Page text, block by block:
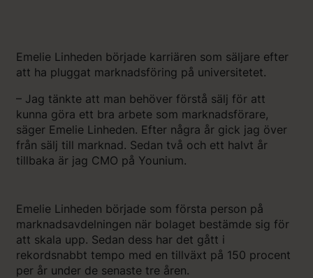
Emelie Linheden började karriären som säljare efter
att ha pluggat marknadsföring på universitetet.
– Jag tänkte att man behöver förstå sälj för att
kunna göra ett bra arbete som marknadsförare,
säger Emelie Linheden. Efter några år gick jag över
från sälj till marknad. Sedan två och ett halvt år
tillbaka är jag CMO på Younium.
Emelie Linheden började som första person på
marknadsavdelningen när bolaget bestämde sig för
att skala upp. Sedan dess har det gått i
rekordsnabbt tempo med en tillväxt på 150 procent
per år under de senaste tre åren.